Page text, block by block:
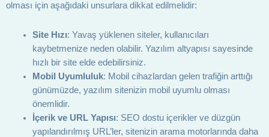
olması için aşağıdaki unsurlara dikkat edilmelidir:
Site Hızı: Yavaş yüklenen siteler, kullanıcıları
kaybetmenize neden olabilir. Yazılım altyapısı sayesinde
hızlı bir site elde edebilirsiniz.
Mobil Uyumluluk: Mobil cihazlardan gelen trafiğin arttığı
günümüzde, yazılım sitenizin mobil uyumlu olması
önemlidir.
İçerik ve URL Yapısı: SEO dostu içerikler ve düzgün
yapılandırılmış URL’ler, sitenizin arama motorlarında daha